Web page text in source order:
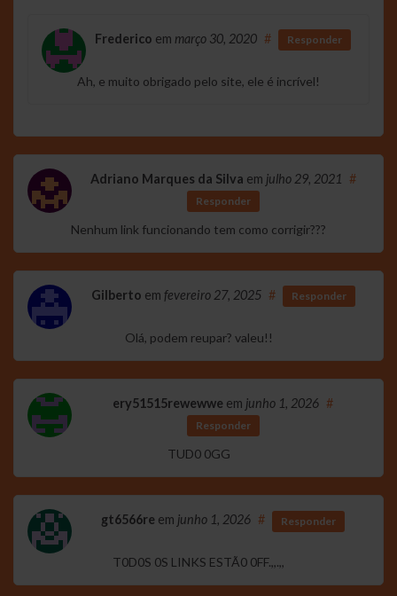
Frederico em março 30, 2020 # Responder
Ah, e muito obrigado pelo site, ele é incrível!
Adriano Marques da Silva em julho 29, 2021 #
Responder
Nenhum link funcionando tem como corrigir???
Gilberto em fevereiro 27, 2025 # Responder
Olá, podem reupar? valeu!!
ery51515rewewwe em junho 1, 2026 #
Responder
TUD0 0GG
gt6566re em junho 1, 2026 # Responder
T0D0S 0S LINKS ESTÃ0 0FF.,,.,,